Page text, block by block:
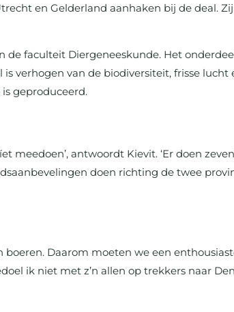
en Gelderland aanhaken bij de deal.
faculteit Diergeneeskunde. Het
verhogen van de biodiversiteit, frisse
geproduceerd.
antwoordt Kievit. ‘Er doen
doen richting de twee
Daarom moeten we een
ik niet met z’n allen op trekkers naar